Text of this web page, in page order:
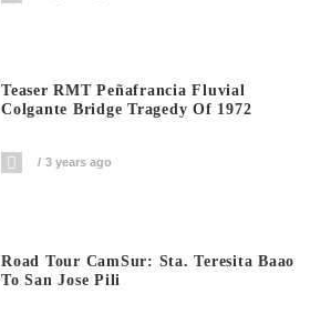
Teaser RMT Peñafrancia Fluvial
Colgante Bridge Tragedy Of 1972
3 years ago
Road Tour CamSur: Sta. Teresita Baao
To San Jose Pili